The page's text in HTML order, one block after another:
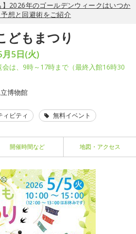
】2026年のゴールデンウィークはいつか
想と回避術をご紹介
どもまつり
5日(火)
は、9時～17時まで（最終入館16時30
博物館
ィビティ 無料イベント
開催時間など 地図・アクセス